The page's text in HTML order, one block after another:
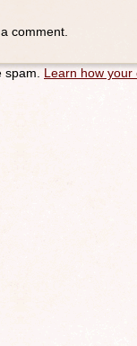
comment.
Learn how your